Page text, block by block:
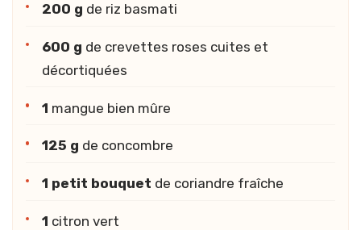
200 g de riz basmati
600 g de crevettes roses cuites et
décortiquées
1 mangue bien mûre
125 g de concombre
1 petit bouquet de coriandre fraîche
1 citron vert